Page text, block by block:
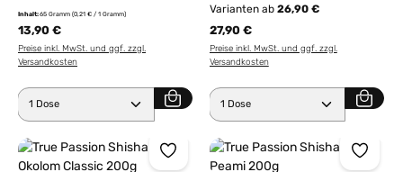
Inhalt:65 Gramm (0,21 € / 1 Gramm)
13,90 €
Preise inkl. MwSt. und ggf. zzgl.
Versandkosten
Produkt Anzahl: Gib den gewünschten Wert ein
Varianten ab26,90 €
27,90 €
Preise inkl. MwSt. und ggf. zzgl.
Versandkosten
Produkt Anzahl: Gib den